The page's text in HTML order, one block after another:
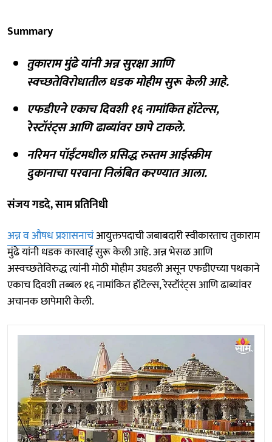
Summary
तुकाराम मुंढे यांनी अन्न सुरक्षा आणि
स्वच्छतेविरोधातील धडक मोहीम सुरू केली आहे.
एफडीएने एकाच दिवशी १६ नामांकित हॉटेल्स,
रेस्टॉरंट्स आणि ढाब्यांवर छापे टाकले.
नरिमन पॉईंटमधील प्रसिद्ध रुस्तम आईस्क्रीम
दुकानाचा परवाना निलंबित करण्यात आला.
संजय गडदे, साम प्रतिनिधी
अन्न व औषध प्रशासनाचंआयुक्तपदाची जबाबदारी स्वीकारताच तुकाराम
मुंढे यांनी धडक कारवाई सुरू केली आहे. अन्न भेसळ आणि
अस्वच्छतेविरुद्ध त्यांनी मोठी मोहीम उघडली असून एफडीएच्या पथकाने
एकाच दिवशी तब्बल १६ नामांकित हॉटेल्स, रेस्टॉरंट्स आणि ढाब्यांवर
अचानक छापेमारी केली.